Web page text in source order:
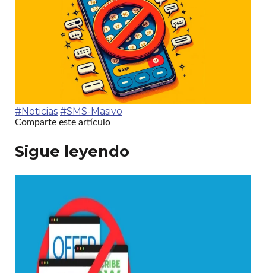
#Noticias #SMS-Masivo
Comparte este artículo
Sigue leyendo